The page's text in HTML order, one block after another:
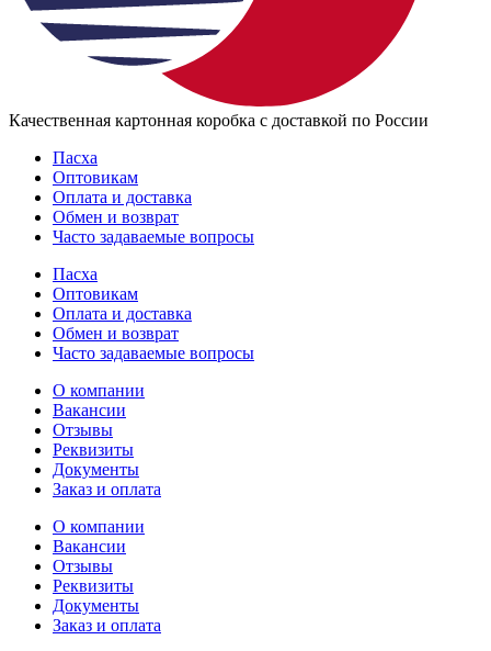
Качественная картонная коробка с доставкой по России
Пасха
Оптовикам
Оплата и доставка
Обмен и возврат
Часто задаваемые вопросы
Пасха
Оптовикам
Оплата и доставка
Обмен и возврат
Часто задаваемые вопросы
О компании
Вакансии
Отзывы
Реквизиты
Документы
Заказ и оплата
О компании
Вакансии
Отзывы
Реквизиты
Документы
Заказ и оплата